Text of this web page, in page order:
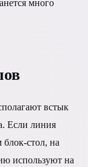
много
встык
Если линия
блок-стол, на
используют на